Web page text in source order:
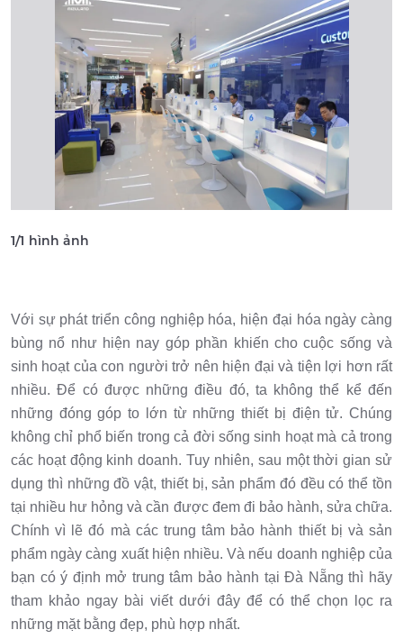
1/1 hình ảnh
Với sự phát triển công nghiệp hóa, hiện đại hóa ngày càng
bùng nổ như hiện nay góp phần khiến cho cuộc sống và
sinh hoạt của con người trở nên hiện đại và tiện lợi hơn rất
nhiều. Để có được những điều đó, ta không thể kể đến
những đóng góp to lớn từ những thiết bị điện tử. Chúng
không chỉ phổ biến trong cả đời sống sinh hoạt mà cả trong
các hoạt động kinh doanh. Tuy nhiên, sau một thời gian sử
dụng thì những đồ vật, thiết bị, sản phẩm đó đều có thể tồn
tại nhiều hư hỏng và cần được đem đi bảo hành, sửa chữa.
Chính vì lẽ đó mà các trung tâm bảo hành thiết bị và sản
phẩm ngày càng xuất hiện nhiều. Và nếu doanh nghiệp của
bạn có ý định mở trung tâm bảo hành tại Đà Nẵng thì hãy
tham khảo ngay bài viết dưới đây để có thể chọn lọc ra
những mặt bằng đẹp, phù hợp nhất.